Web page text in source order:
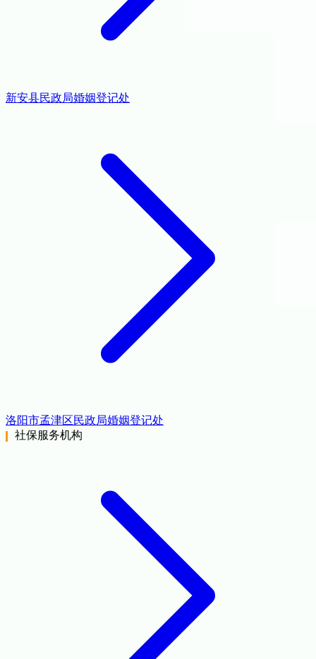
新安县民政局婚姻登记处
洛阳市孟津区民政局婚姻登记处
社保服务机构